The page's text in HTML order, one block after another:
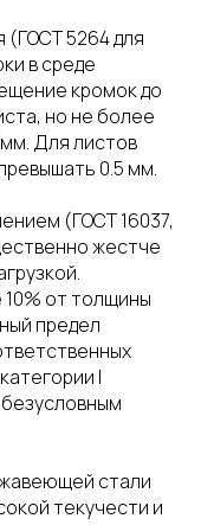
(ГОСТ 5264 для
в среде
кромок до
но не более
Для листов
0.5 мм.
(ГОСТ 16037,
жестче
от толщины
предел
I
стали
текучести и